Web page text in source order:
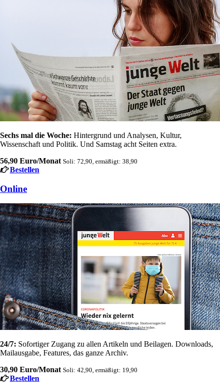
Sechs mal die Woche: Hintergrund und Analysen, Kultur,
Wissenschaft und Politik. Und Samstag acht Seiten extra.
56,90 Euro/Monat Soli: 72,90, ermäßigt: 38,90
Bestellen
Online
24/7: Sofortiger Zugang zu allen Artikeln und Beilagen. Downloads,
Mailausgabe, Features, das ganze Archiv.
30,90 Euro/Monat Soli: 42,90, ermäßigt: 19,90
Bestellen